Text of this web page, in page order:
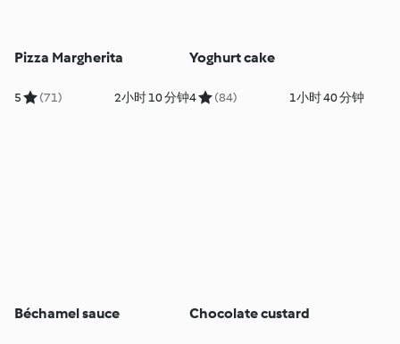
Pizza Margherita
5 (71) 2小时 10 分钟
Yoghurt cake
4 (84) 1小时 40 分钟
Béchamel sauce Chocolate custard